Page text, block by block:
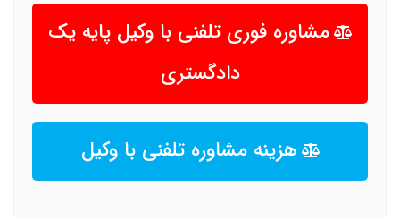
مشاوره فوری تلفنی با وکیل پایه یک
دادگستری
هزینه مشاوره تلفنی با وکیل